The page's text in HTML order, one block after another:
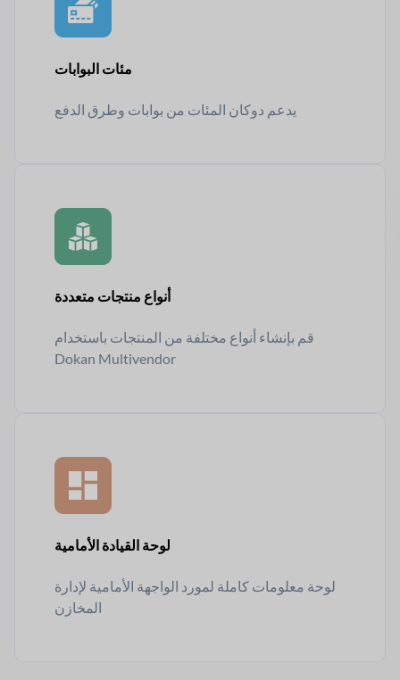
مئات البوابات
يدعم دوكان المئات من بوابات وطرق الدفع
أنواع منتجات متعددة
قم بإنشاء أنواع مختلفة من المنتجات باستخدام
Dokan Multivendor
لوحة القيادة الأمامية
لوحة معلومات كاملة لمورد الواجهة الأمامية لإدارة
المخازن